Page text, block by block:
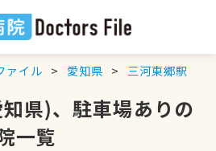
ァイル 愛知県 三河東郷駅
県)、駐車場ありの
一覧